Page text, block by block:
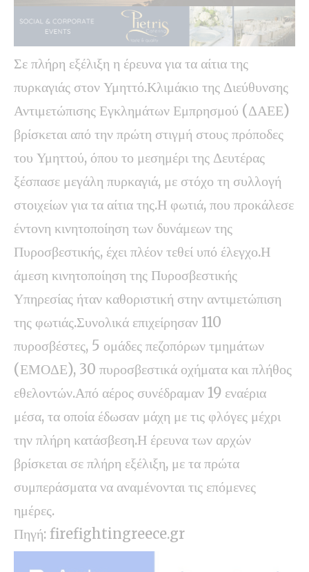
Σε πλήρη εξέλιξη η έρευνα για τα αίτια της
πυρκαγιάς στον Υμηττό.Κλιμάκιο της Διεύθυνσης
Αντιμετώπισης Εγκλημάτων Εμπρησμού (ΔΑΕΕ)
βρίσκεται από την πρώτη στιγμή στους πρόποδες
του Υμηττού, όπου το μεσημέρι της Δευτέρας
ξέσπασε μεγάλη πυρκαγιά, με στόχο τη συλλογή
στοιχείων για τα αίτια της.Η φωτιά, που προκάλεσε
έντονη κινητοποίηση των δυνάμεων της
Πυροσβεστικής, έχει πλέον τεθεί υπό έλεγχο.Η
άμεση κινητοποίηση της Πυροσβεστικής
Υπηρεσίας ήταν καθοριστική στην αντιμετώπιση
της φωτιάς.Συνολικά επιχείρησαν 110
πυροσβέστες, 5 ομάδες πεζοπόρων τμημάτων
(ΕΜΟΔΕ), 30 πυροσβεστικά οχήματα και πλήθος
εθελοντών.Από αέρος συνέδραμαν 19 εναέρια
μέσα, τα οποία έδωσαν μάχη με τις φλόγες μέχρι
την πλήρη κατάσβεση.Η έρευνα των αρχών
βρίσκεται σε πλήρη εξέλιξη, με τα πρώτα
συμπεράσματα να αναμένονται τις επόμενες
ημέρες.
Πηγή: firefightingreece.gr